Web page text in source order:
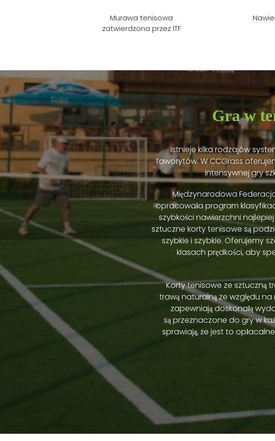
Murawa tenisowa
zatwierdzona przez ITF
Gra w
Istnieje kilka rodzajów
faworytów. W CCGrass
intensywnej gry
Międzynarodowa
opracowała program
szybkości nawierzchni
sztuczne korty tenisowe są
szybkie i szybkie. Oferujemy
klasach prędkości, aby
Korty tenisowe ze sztuczną
trawą naturalną ze względu
zapewniają doskonałą
są przeznaczone do gry w
sprawiają, że jest to